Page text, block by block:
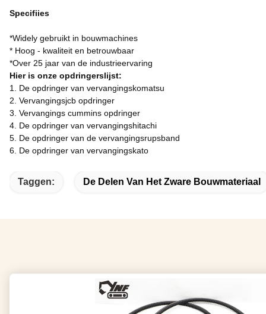
Specifiies
*Widely gebruikt in bouwmachines
* Hoog - kwaliteit en betrouwbaar
*Over 25 jaar van de industrieervaring
Hier is onze opdringerslijst:
1. De opdringer van vervangingskomatsu
2. Vervangingsjcb opdringer
3. Vervangings cummins opdringer
4. De opdringer van vervangingshitachi
5. De opdringer van de vervangingsrupsband
6. De opdringer van vervangingskato
Taggen: De Delen Van Het Zware Bouwmateriaal